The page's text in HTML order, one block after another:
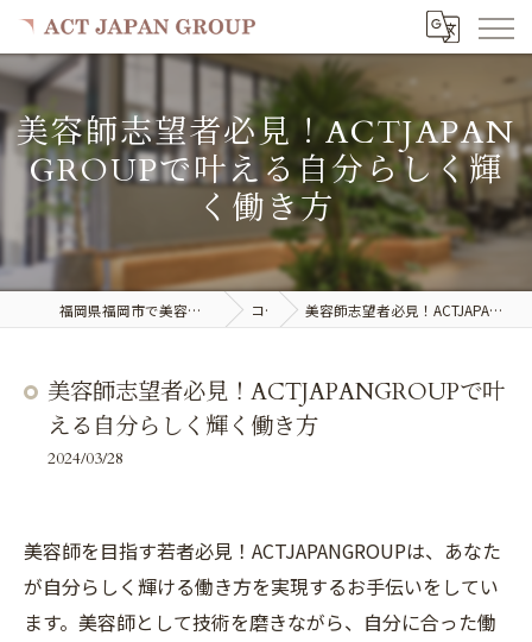
美容師志望者必見！ACTJAPAN
GROUPで叶える自分らしく輝
く働き方
福岡県福岡市で美容室の求人ならACT JAPAN GROUP コラム 美容師志望者必見！ACTJAPANGROUPで叶える自分らしく輝く働き方
美容師志望者必見！ACTJAPANGROUPで叶
える自分らしく輝く働き方
2024/03/28
美容師を目指す若者必見！ACTJAPANGROUPは、あなた
が自分らしく輝ける働き方を実現するお手伝いをしてい
ます。美容師として技術を磨きながら、自分に合った働